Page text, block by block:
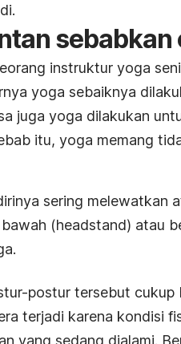
sebabkan
instruktur yoga
yoga sebaiknya
juga yoga dilakukan
itu, yoga memang
sering melewatkan
(headstand) atau
postur tersebut cukup
terjadi karena kondisi
yang sedang dialami.